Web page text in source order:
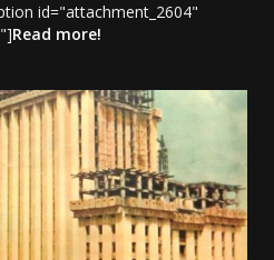
id="attachment_2604"
Read more!